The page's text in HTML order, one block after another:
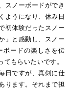
スノーボードができ
ようになり、休み日
初体験だったスノー
」と感動し、スノー
ボードの楽しさを伝
もらいたいです。
日ですが、真剣に仕
ります。それまで担